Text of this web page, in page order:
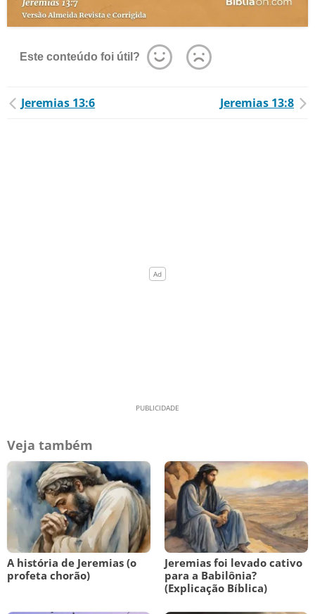
Este conteúdo foi útil?
Jeremias 13:6 Jeremias 13:8
Veja também
A história de Jeremias (o
profeta chorão)
Jeremias foi levado cativo
para a Babilônia?
(Explicação Bíblica)